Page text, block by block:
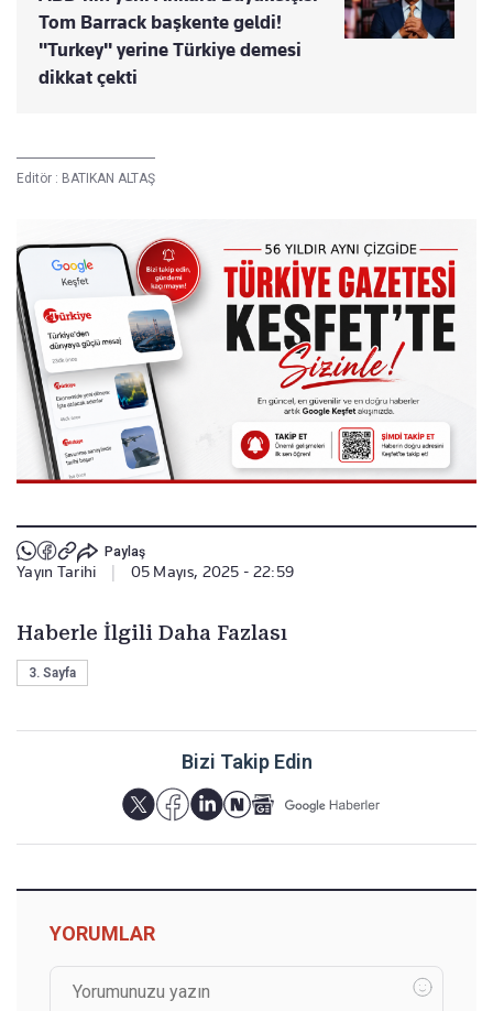
Tom Barrack başkente geldi!
"Turkey" yerine Türkiye demesi
dikkat çekti
Editör : BATIKAN ALTAŞ
Paylaş
Yayın Tarihi 05 Mayıs, 2025 - 22:59
Haberle İlgili Daha Fazlası
3. Sayfa
Bizi Takip Edin
YORUMLAR